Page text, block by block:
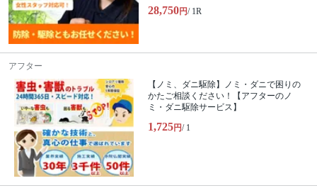
28,750円/ 1R
アフター
【ノミ、ダニ駆除】ノミ・ダニで困りの
かたご相談ください！【アフターのノ
ミ・ダニ駆除サービス】
1,725円/ 1